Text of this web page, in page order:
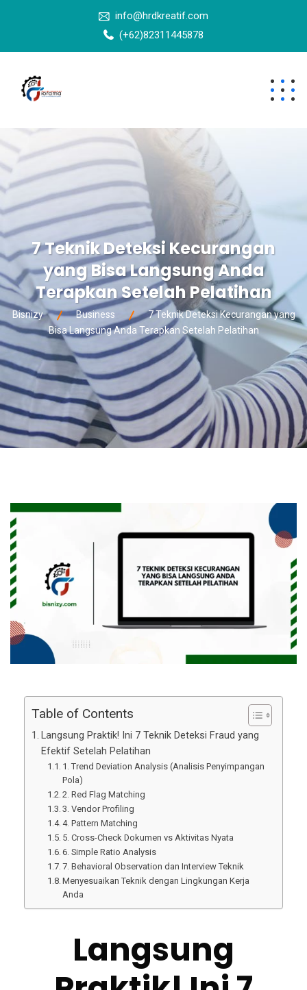
info@hrdkreatif.com
(+62)82311445878
7 Teknik Deteksi Kecurangan
yang Bisa Langsung Anda
Terapkan Setelah Pelatihan
Bisnizy Business
7 Teknik Deteksi Kecurangan yang
Bisa Langsung Anda Terapkan Setelah Pelatihan
Table of Contents
Langsung Praktik! Ini 7 Teknik Deteksi Fraud yang
Efektif Setelah Pelatihan
1. Trend Deviation Analysis (Analisis Penyimpangan
Pola)
2. Red Flag Matching
3. Vendor Profiling
4. Pattern Matching
5. Cross-Check Dokumen vs Aktivitas Nyata
6. Simple Ratio Analysis
7. Behavioral Observation dan Interview Teknik
Menyesuaikan Teknik dengan Lingkungan Kerja
Anda
Langsung